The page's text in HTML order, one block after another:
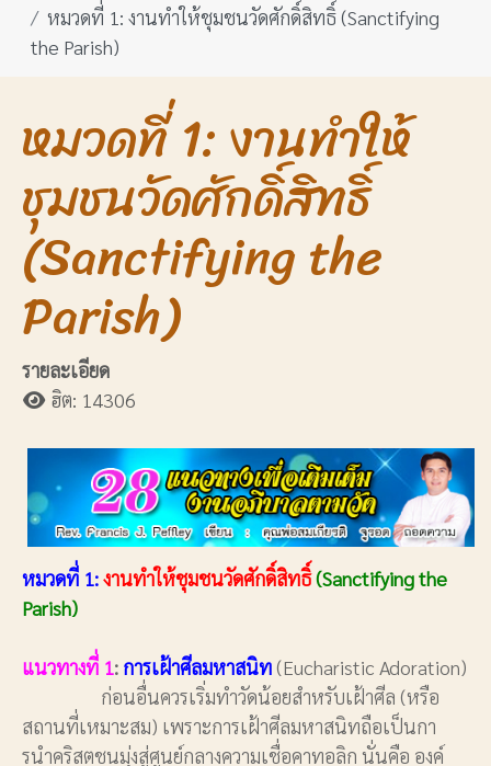
หมวดที่ 1: งานทำให้ชุมชนวัดศักดิ์สิทธิ์ (Sanctifying
the Parish)
หมวดที่ 1: งานทำให้
ชุมชนวัดศักดิ์สิทธิ์
(Sanctifying the
Parish)
รายละเอียด
ฮิต: 14306
หมวดที่ 1:งานทำให้ชุมชนวัดศักดิ์สิทธิ์(Sanctifying the
Parish)
แนวทางที่ 1: การเฝ้าศีลมหาสนิท(Eucharistic Adoration)
ก่อนอื่นควรเริ่มทำวัดน้อยสำหรับเฝ้าศีล (หรือ
สถานที่เหมาะสม) เพราะการเฝ้าศีลมหาสนิทถือเป็นกา
รนำคริสตชนมุ่งสู่ศูนย์กลางความเชื่อคาทอลิก นั่นคือ องค์